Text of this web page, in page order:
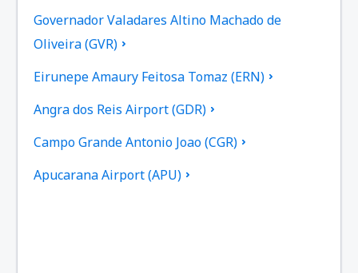
Governador Valadares Altino Machado de
Oliveira (GVR)
Eirunepe Amaury Feitosa Tomaz (ERN)
Angra dos Reis Airport (GDR)
Campo Grande Antonio Joao (CGR)
Apucarana Airport (APU)